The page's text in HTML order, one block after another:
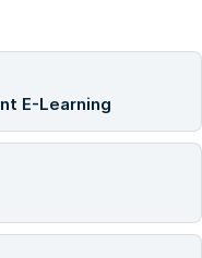
E-Learning